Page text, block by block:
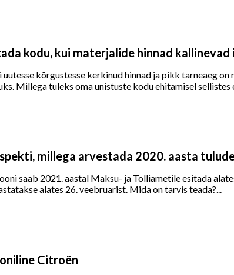
kodu, kui materjalide hinnad kallinevad
kõrgustesse kerkinud hinnad ja pikk tarneaeg
Millega tuleks oma unistuste kodu ehitamisel sellistes
millega arvestada 2020. aasta
saab 2021. aastal Maksu- ja Tolliametile esitada
alates 26. veebruarist. Mida on tarvis teada?...
Citroën